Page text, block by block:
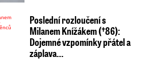
Poslední rozloučení s
Milanem Knížákem (†86):
Dojemné vzpomínky přátel a
záplava…